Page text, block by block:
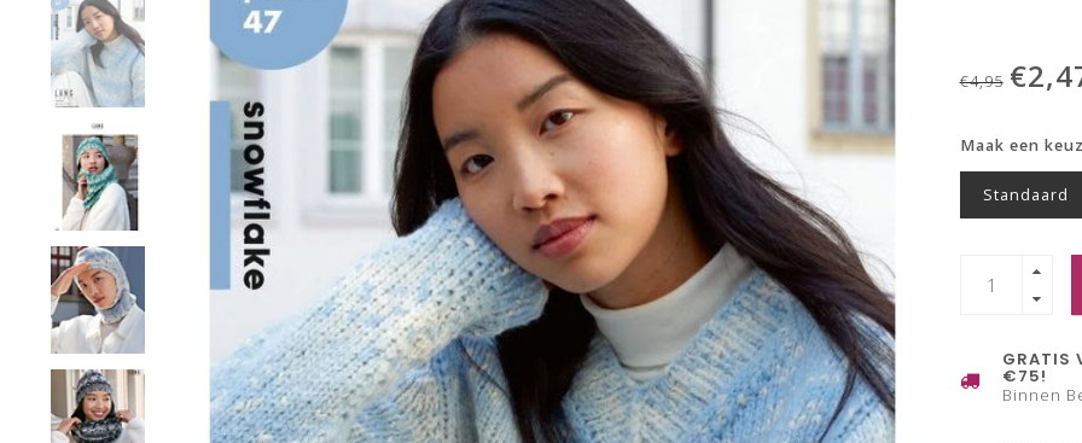
€4,95
Maak een
Standaard
GRATIS
€75!
Binnen